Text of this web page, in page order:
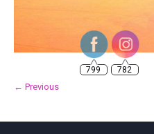
← Previous
799 782